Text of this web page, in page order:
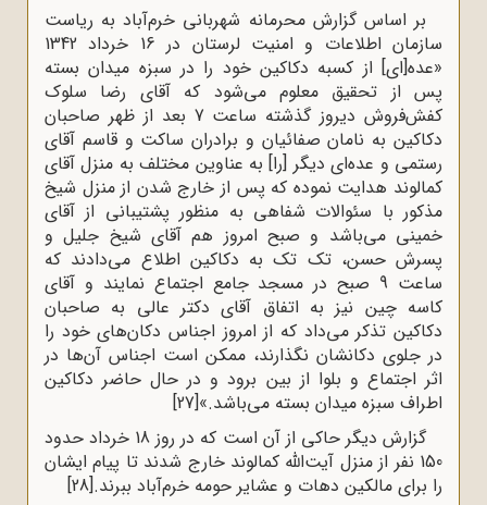
بر اساس گزارش محرمانه شهربانی خرم‌آباد به ریاست
سازمان اطلاعات و امنیت لرستان در 16 خرداد 1342
«عده[ای] از کسبه دکاکین خود را در سبزه میدان بسته
پس از تحقیق معلوم می‌شود که آقای رضا سلوک
کفش‌فروش دیروز گذشته ساعت 7 بعد از ظهر صاحبان
دکاکین به نامان صفائیان و برادران ساکت و قاسم آقای
رستمی و عده‌ای دیگر [را] به عناوین مختلف به منزل آقای
کمالوند هدایت نموده که پس از خارج شدن از منزل شیخ
مذکور با سئوالات شفاهی به منظور پشتیبانی از آقای
خمینی می‌باشد و صبح امروز هم آقای شیخ جلیل و
پسرش حسن، تک تک به دکاکین اطلاع می‌دادند که
ساعت 9 صبح در مسجد جامع اجتماع نمایند و آقای
کاسه چین نیز به اتفاق آقای دکتر عالی به صاحبان
دکاکین تذکر می‌داد که از امروز اجناس دکان‌های خود را
در جلوی دکانشان نگذارند، ممکن است اجناس آن‌ها در
اثر اجتماع و بلوا از بین برود و در حال حاضر دکاکین
اطراف سبزه میدان بسته می‌باشد.»[27]
گزارش دیگر حاکی از آن است که در روز 18 خرداد حدود
150 نفر از منزل آیت‌الله کمالوند خارج شدند تا پیام ایشان
را برای مالکین دهات و عشایر حومه خرم‌آباد ببرند.[28]